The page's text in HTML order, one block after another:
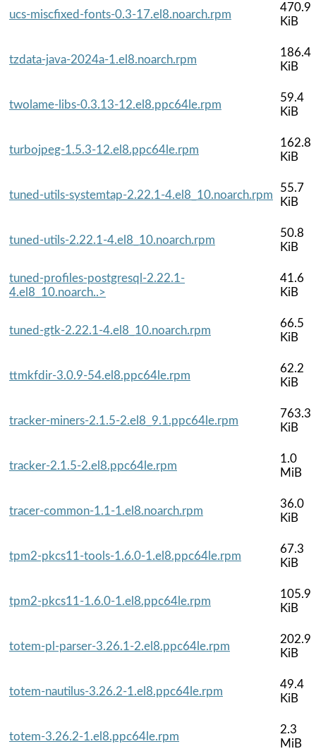
ucs-miscfixed-fonts-0.3-17.el8.noarch.rpm
470.9
KiB
tzdata-java-2024a-1.el8.noarch.rpm
186.4
KiB
twolame-libs-0.3.13-12.el8.ppc64le.rpm
59.4
KiB
turbojpeg-1.5.3-12.el8.ppc64le.rpm
162.8
KiB
tuned-utils-systemtap-2.22.1-4.el8_10.noarch.rpm
55.7
KiB
tuned-utils-2.22.1-4.el8_10.noarch.rpm
50.8
KiB
tuned-profiles-postgresql-2.22.1-
4.el8_10.noarch..>
41.6
KiB
tuned-gtk-2.22.1-4.el8_10.noarch.rpm
66.5
KiB
ttmkfdir-3.0.9-54.el8.ppc64le.rpm
62.2
KiB
tracker-miners-2.1.5-2.el8_9.1.ppc64le.rpm
763.3
KiB
tracker-2.1.5-2.el8.ppc64le.rpm
1.0
MiB
tracer-common-1.1-1.el8.noarch.rpm
36.0
KiB
tpm2-pkcs11-tools-1.6.0-1.el8.ppc64le.rpm
67.3
KiB
tpm2-pkcs11-1.6.0-1.el8.ppc64le.rpm
105.9
KiB
totem-pl-parser-3.26.1-2.el8.ppc64le.rpm
202.9
KiB
totem-nautilus-3.26.2-1.el8.ppc64le.rpm
49.4
KiB
totem-3.26.2-1.el8.ppc64le.rpm
2.3
MiB